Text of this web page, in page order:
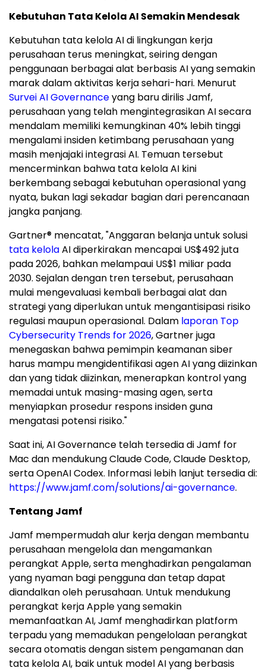
Kebutuhan Tata Kelola AI Semakin Mendesak
Kebutuhan tata kelola AI di lingkungan kerja
perusahaan terus meningkat, seiring dengan
penggunaan berbagai alat berbasis AI yang semakin
marak dalam aktivitas kerja sehari-hari. Menurut
Survei AI Governanceyang baru dirilis Jamf,
perusahaan yang telah mengintegrasikan AI secara
mendalam memiliki kemungkinan 40% lebih tinggi
mengalami insiden ketimbang perusahaan yang
masih menjajaki integrasi AI. Temuan tersebut
mencerminkan bahwa tata kelola AI kini
berkembang sebagai kebutuhan operasional yang
nyata, bukan lagi sekadar bagian dari perencanaan
jangka panjang.
Gartner® mencatat, "Anggaran belanja untuk solusi
tata kelolaAI diperkirakan mencapai US$492 juta
pada 2026, bahkan melampaui US$1 miliar pada
2030. Sejalan dengan tren tersebut, perusahaan
mulai mengevaluasi kembali berbagai alat dan
strategi yang diperlukan untuk mengantisipasi risiko
regulasi maupun operasional. Dalam laporan Top
Cybersecurity Trends for 2026, Gartner juga
menegaskan bahwa pemimpin keamanan siber
harus mampu mengidentifikasi agen AI yang diizinkan
dan yang tidak diizinkan, menerapkan kontrol yang
memadai untuk masing-masing agen, serta
menyiapkan prosedur respons insiden guna
mengatasi potensi risiko."
Saat ini, AI Governance telah tersedia di Jamf for
Mac dan mendukung Claude Code, Claude Desktop,
serta OpenAI Codex. Informasi lebih lanjut tersedia di:
https://www.jamf.com/solutions/ai-governance.
Tentang Jamf
Jamf mempermudah alur kerja dengan membantu
perusahaan mengelola dan mengamankan
perangkat Apple, serta menghadirkan pengalaman
yang nyaman bagi pengguna dan tetap dapat
diandalkan oleh perusahaan. Untuk mendukung
perangkat kerja Apple yang semakin
memanfaatkan AI, Jamf menghadirkan platform
terpadu yang memadukan pengelolaan perangkat
secara otomatis dengan sistem pengamanan dan
tata kelola AI, baik untuk model AI yang berbasis